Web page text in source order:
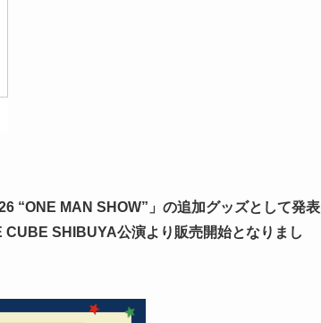
“ONE MAN SHOW”」の追加グッズとして発表
SHIBUYA公演より販売開始となりまし